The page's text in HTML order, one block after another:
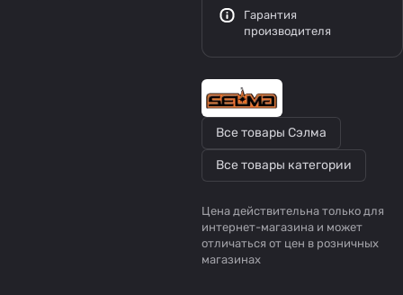
Гарантия
производителя
Все товары Сэлма
Все товары категории
Цена действительна только для
интернет-магазина и может
отличаться от цен в розничных
магазинах